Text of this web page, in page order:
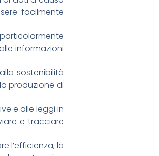
facilmente
informazioni
sostenibilità
produzione di
e alle leggi in
e tracciare
l’efficienza, la